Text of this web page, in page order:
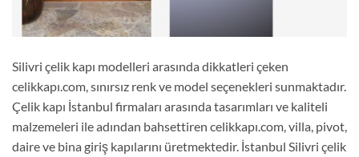
Silivri çelik kapı modelleri arasında dikkatleri çeken
celikkapı.com, sınırsız renk ve model seçenekleri sunmaktadır.
Çelik kapı İstanbul firmaları arasında tasarımları ve kaliteli
malzemeleri ile adından bahsettiren celikkapı.com, villa, pivot,
daire ve bina giriş kapılarını üretmektedir. İstanbul Silivri çelik